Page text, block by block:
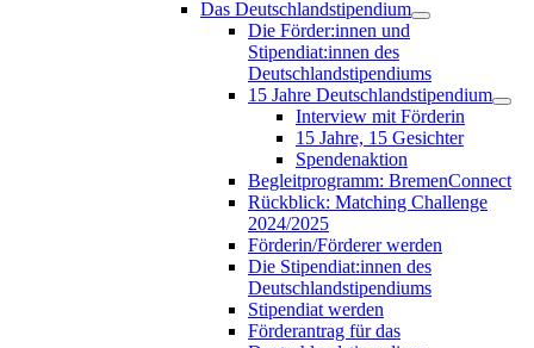
Das Deutschlandstipendium
Die Förder:innen und
Stipendiat:innen des
Deutschlandstipendiums
15 Jahre Deutschlandstipendium
Interview mit Förderin
15 Jahre, 15 Gesichter
Spendenaktion
Begleitprogramm: BremenConnect
Rückblick: Matching Challenge
2024/2025
Förderin/Förderer werden
Die Stipendiat:innen des
Deutschlandstipendiums
Stipendiat werden
Förderantrag für das